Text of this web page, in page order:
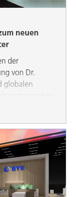
neuen
der
von Dr.
globalen
zu geben.
und
in diversen